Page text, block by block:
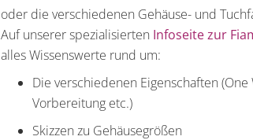
oder die verschiedenen Gehäuse- und
Auf unserer spezialisierten Infoseite zur
alles Wissenswerte rund um:
Die verschiedenen Eigenschaften (One
Vorbereitung etc.)
Skizzen zu Gehäusegrößen